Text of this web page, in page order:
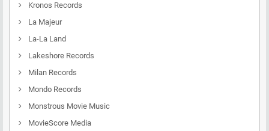
Kronos Records
La Majeur
La-La Land
Lakeshore Records
Milan Records
Mondo Records
Monstrous Movie Music
MovieScore Media